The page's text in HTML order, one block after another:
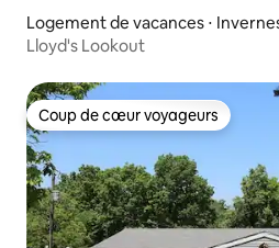
Logement de vacances ⋅
Lloyd's Lookout
Coup de cœur voyageurs
Coup de cœur voyageurs